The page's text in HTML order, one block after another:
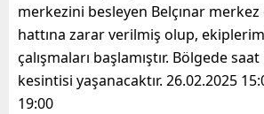
merkezini besleyen Belçınar
hattına zarar verilmiş olup,
çalışmaları başlamıştır. Bölgede
kesintisi yaşanacaktır. 26.02.2025
19:00